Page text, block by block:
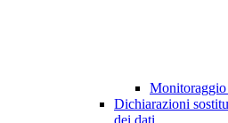
Dichiarazioni